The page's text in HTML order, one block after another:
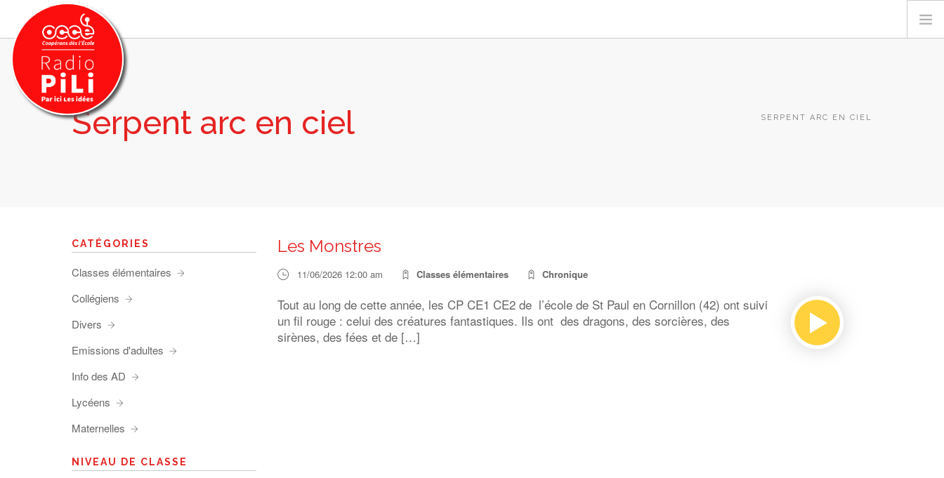
PRÉSENTATION
GRILLE DES PROGRAMMES
RECHERCHER
Serpent arc en ciel SERPENT ARC EN CIEL
Les Monstres
11/06/2026 12:00 am Classes élémentaires Chronique
Tout au long de cette année, les CP CE1 CE2 de l’école de St Paul en Cornillon (42) ont suivi
un fil rouge : celui des créatures fantastiques. Ils ont des dragons, des sorcières, des
sirènes, des fées et de […]
CATÉGORIES
Classes élémentaires
Collégiens
Divers
Emissions d'adultes
Info des AD
Lycéens
Maternelles
NIVEAU DE CLASSE